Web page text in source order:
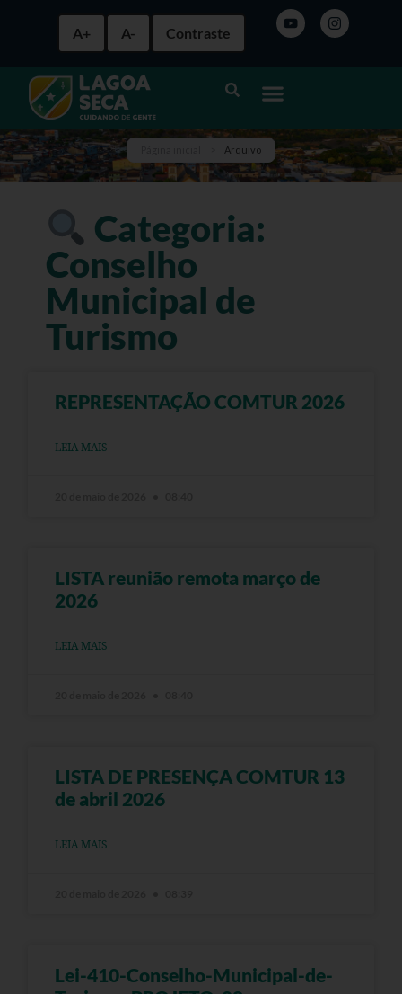
A+ A- Contraste
Arquivo
Categoria:
Conselho
Municipal de
Turismo
REPRESENTAÇÃO COMTUR 2026
LEIA MAIS
LISTA reunião remota março de
2026
LEIA MAIS
LISTA DE PRESENÇA COMTUR 13
de abril 2026
LEIA MAIS
Lei-410-Conselho-Municipal-de-